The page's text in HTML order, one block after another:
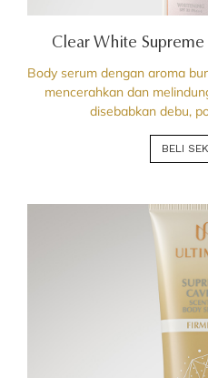
Clear White
Body serum dengan aroma
mencerahkan dan
disebabkan debu,
BELI